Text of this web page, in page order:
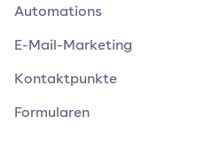
Automations
E-Mail-Marketing
Kontaktpunkte
Formularen